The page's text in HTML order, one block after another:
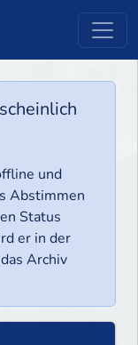
und
Abstimmen
Status
er in der
Archiv